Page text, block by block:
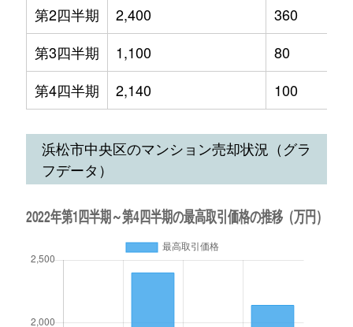
第2四半期 2,400
360
第3四半期
1,100
80
第4四半期
2,140 100
浜松市中央区のマンション売却状況（グラ
フデータ）